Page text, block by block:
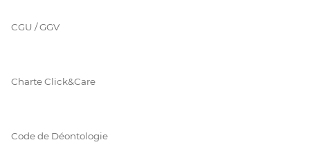
CGU / GGV
Charte Click&Care
Code de Déontologie